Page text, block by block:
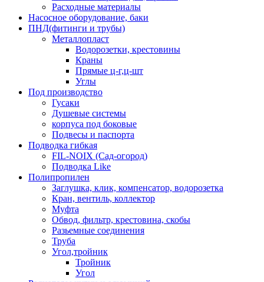
Расходные материалы
Насосное оборудование, баки
ПНД(фитинги и трубы)
Металлопласт
Водорозетки, крестовины
Краны
Прямые ц-г,ц-шт
Углы
Под производство
Гусаки
Душевые системы
корпуса под боковые
Подвесы и паспорта
Подводка гибкая
FIL-NOIX (Сад-огород)
Подводка Like
Полипропилен
Заглушка, клик, компенсатор, водорозетка
Кран, вентиль, коллектор
Муфта
Обвод, фильтр, крестовина, скобы
Разьемные соединения
Труба
Угол,тройник
Тройник
Угол